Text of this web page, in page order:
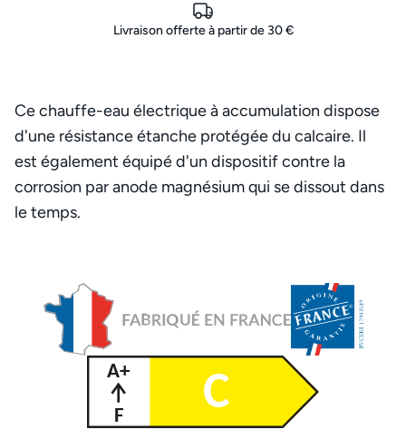
Livraison offerte à partir de 30 €
Ce chauffe-eau électrique à accumulation dispose
d'une résistance étanche protégée du calcaire. Il
est également équipé d'un dispositif contre la
corrosion par anode magnésium qui se dissout dans
le temps.